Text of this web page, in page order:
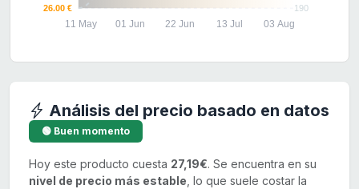
190
26.00 €
11 May 01 Jun 22 Jun 13 Jul 03 Aug
Análisis del precio basado en datos
🟢 Buen momento
Hoy este producto cuesta 27,19€. Se encuentra en su
nivel de precio más estable , lo que suele costar la